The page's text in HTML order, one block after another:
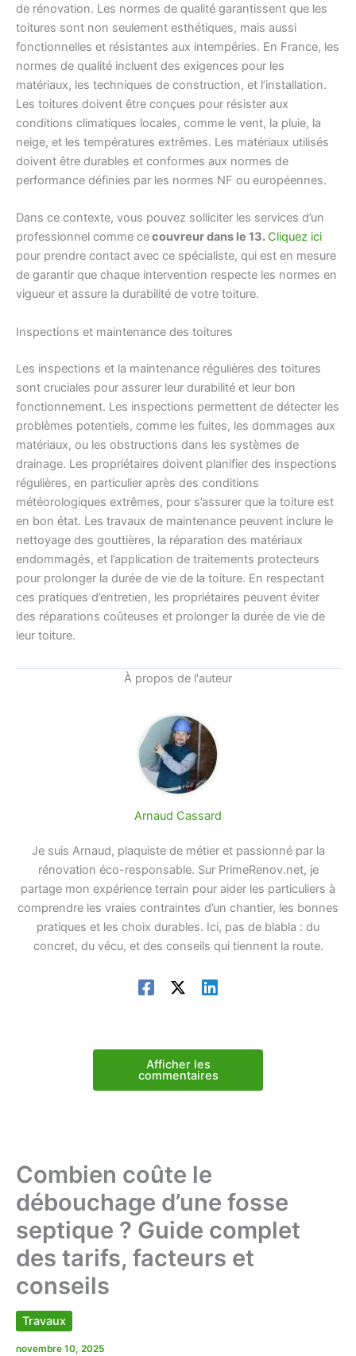
de rénovation. Les normes de qualité garantissent que les
toitures sont non seulement esthétiques, mais aussi
fonctionnelles et résistantes aux intempéries. En France, les
normes de qualité incluent des exigences pour les
matériaux, les techniques de construction, et l’installation.
Les toitures doivent être conçues pour résister aux
conditions climatiques locales, comme le vent, la pluie, la
neige, et les températures extrêmes. Les matériaux utilisés
doivent être durables et conformes aux normes de
performance définies par les normes NF ou européennes.
Dans ce contexte, vous pouvez solliciter les services d’un
professionnel comme cecouvreur dans le 13. Cliquez ici
pour prendre contact avec ce spécialiste, qui est en mesure
de garantir que chaque intervention respecte les normes en
vigueur et assure la durabilité de votre toiture.
Inspections et maintenance des toitures
Les inspections et la maintenance régulières des toitures
sont cruciales pour assurer leur durabilité et leur bon
fonctionnement. Les inspections permettent de détecter les
problèmes potentiels, comme les fuites, les dommages aux
matériaux, ou les obstructions dans les systèmes de
drainage. Les propriétaires doivent planifier des inspections
régulières, en particulier après des conditions
météorologiques extrêmes, pour s’assurer que la toiture est
en bon état. Les travaux de maintenance peuvent inclure le
nettoyage des gouttières, la réparation des matériaux
endommagés, et l’application de traitements protecteurs
pour prolonger la durée de vie de la toiture. En respectant
ces pratiques d’entretien, les propriétaires peuvent éviter
des réparations coûteuses et prolonger la durée de vie de
leur toiture.
À propos de l'auteur
Arnaud Cassard
Je suis Arnaud, plaquiste de métier et passionné par la
rénovation éco-responsable. Sur PrimeRenov.net, je
partage mon expérience terrain pour aider les particuliers à
comprendre les vraies contraintes d’un chantier, les bonnes
pratiques et les choix durables. Ici, pas de blabla : du
concret, du vécu, et des conseils qui tiennent la route.
Afficher les
commentaires
Combien coûte le
débouchage d’une fosse
septique ? Guide complet
des tarifs, facteurs et
conseils
Travaux
novembre 10, 2025